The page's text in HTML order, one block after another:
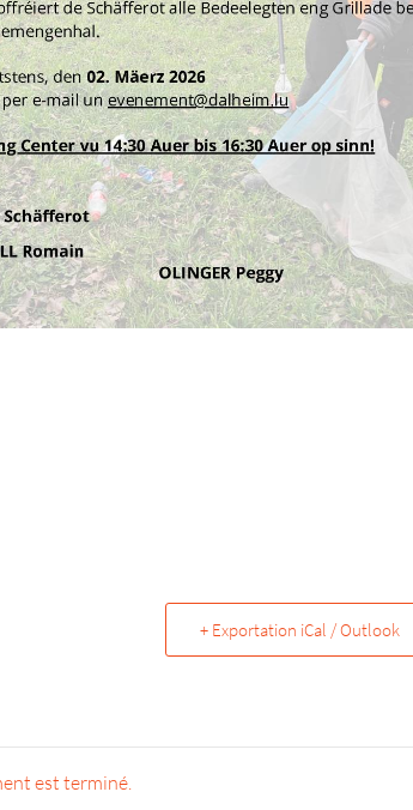
+ Exportation iCal / Outlook
est terminé.